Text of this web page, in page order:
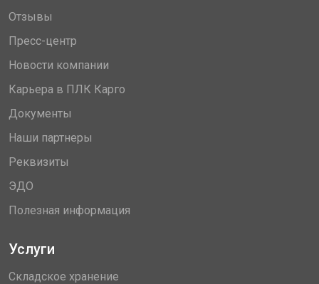
Отзывы
Пресс-центр
Новости компании
Карьера в ПЛК Карго
Документы
Наши партнеры
Реквизиты
ЭДО
Полезная информация
Услуги
Складское хранение